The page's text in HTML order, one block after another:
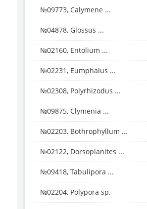
№09773, Calymene ...
№04878, Glossus ...
№02160, Entolium ...
№02231, Eumphalus ...
№02308, Polyrhizodus ...
№09875, Clymenia ...
№02203, Bothrophyllum ...
№02122, Dorsoplanites ...
№09418, Tabulipora ...
№02204, Polypora sp.